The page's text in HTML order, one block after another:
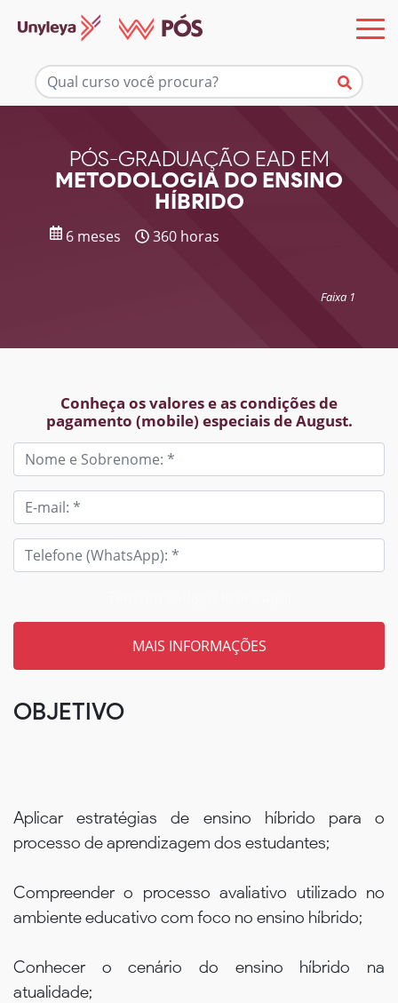
PÓS-GRADUAÇÃO EAD EM
METODOLOGIA DO ENSINO
HÍBRIDO
6 meses 360 horas
Faixa 1
Conheça os valores e as condições de
pagamento (mobile) especiais de August.
Mais informações
OBJETIVO
Aplicar estratégias de ensino híbrido para o
processo de aprendizagem dos estudantes;
Compreender o processo avaliativo utilizado no
ambiente educativo com foco no ensino híbrido;
Conhecer o cenário do ensino híbrido na
atualidade;